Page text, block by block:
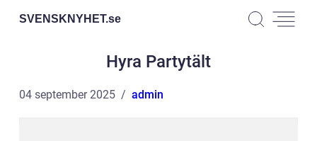
SVENSKNYHET.se
Hyra Partytält
04 september 2025 admin